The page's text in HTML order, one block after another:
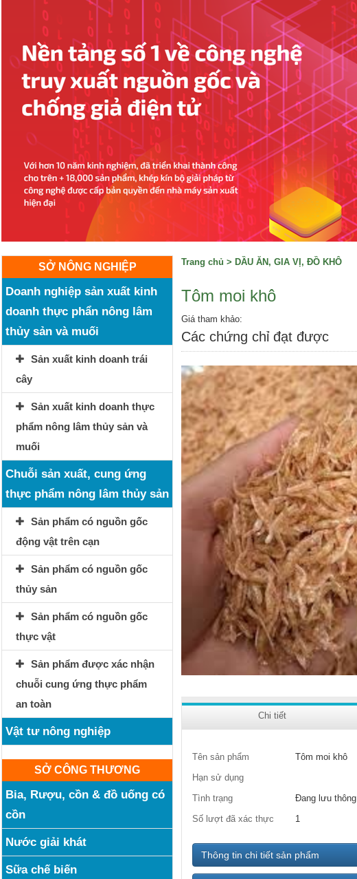
SỞ NÔNG NGHIỆP
Doanh nghiệp sản xuất kinh
doanh thực phẩn nông lâm
thủy sản và muối
Sản xuất kinh doanh trái
cây
Sản xuất kinh doanh thực
phẩm nông lâm thủy sản và
muối
Chuỗi sản xuất, cung ứng
thực phẩm nông lâm thủy sản
Sản phẩm có nguồn gốc
động vật trên cạn
Sản phẩm có nguồn gốc
thủy sản
Sản phẩm có nguồn gốc
thực vật
Sản phẩm được xác nhận
chuỗi cung ứng thực phẩm
an toàn
Vật tư nông nghiệp
SỞ CÔNG THƯƠNG
Bia, Rượu, cồn & đồ uống có
cồn
Nước giải khát
Sữa chế biến
Trang chủ > DẦU ĂN, GIA VỊ, ĐỒ KHÔ
Tôm moi khô
Giá tham khảo:
Các chứng chỉ đạt được
Chi tiết
Tên sản phẩm
Tôm moi khô
Hạn sử dụng
Tình trạng
Đang lưu thông
Số lượt đã xác thực
1
Thông tin chi tiết sản phẩm